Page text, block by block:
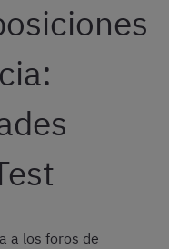
a los foros de